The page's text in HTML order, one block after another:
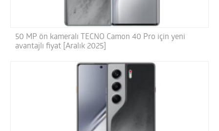
50 MP ön kameralı TECNO Camon 40 Pro için yeni
avantajlı fiyat [Aralık 2025]